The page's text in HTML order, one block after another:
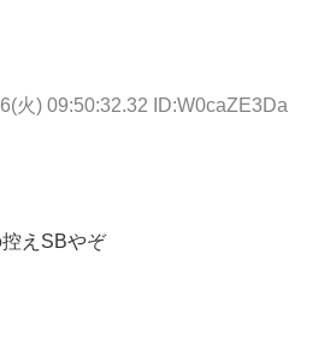
火) 09:50:32.32 ID:W0caZE3Da
えSBやぞ